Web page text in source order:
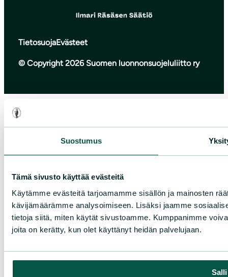
Suostumus
Tämä sivusto käyttää evästeitä
Käytämme evästeitä tarjoamamme sisällön ja mainosten
kävijämäärämme analysoimiseen. Lisäksi jaamme
tietoja siitä, miten käytät sivustoamme. Kumppanimme
joita on kerätty, kun olet käyttänyt heidän palvelujaan.
TietosuojaEvästeet
© Copyright 2026 Suomen luonnonsuojeluliitto ry